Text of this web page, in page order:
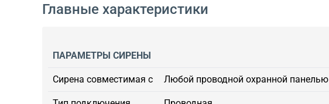
Главные характеристики
ПАРАМЕТРЫ СИРЕНЫ
Сирена совместимая с Любой проводной охранной панелью